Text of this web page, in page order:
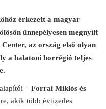
érkezett a magyar
ünnepélyesen megnyílt
az ország első olyan
a balatoni borrégió teljes
– Forrai Miklós és
akik több évtizedes